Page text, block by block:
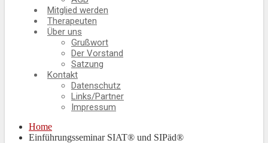
Mitglied werden
Therapeuten
Über uns
Grußwort
Der Vorstand
Satzung
Kontakt
Datenschutz
Links/Partner
Impressum
Home
Einführungsseminar SIAT® und SIPäd®